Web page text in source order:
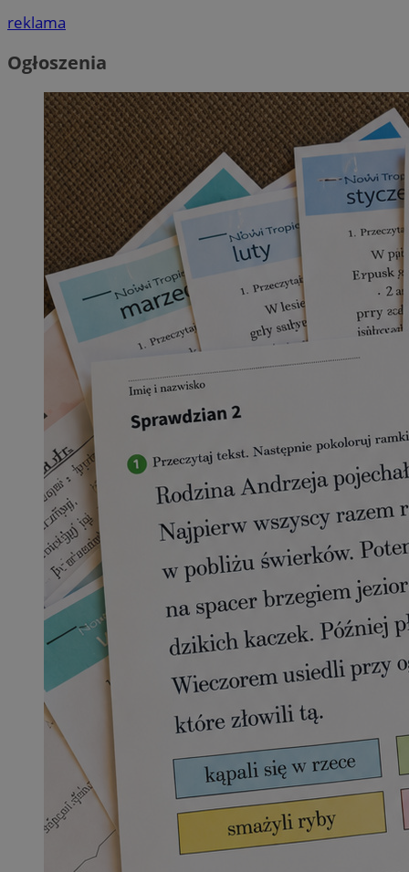
reklama
Ogłoszenia